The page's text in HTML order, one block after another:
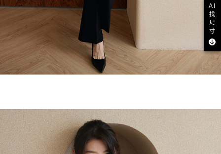
AI
找
尺
寸